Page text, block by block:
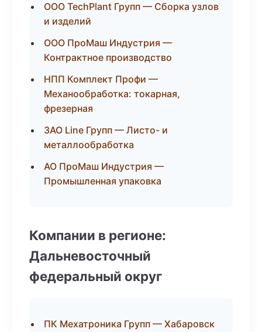
ООО TechPlant Групп — Сборка узлов
и изделий
ООО ПроМаш Индустрия —
Контрактное производство
НПП Комплект Профи —
Механообработка: токарная,
фрезерная
ЗАО Line Групп — Листо- и
металлообработка
АО ПроМаш Индустрия —
Промышленная упаковка
Компании в регионе:
Дальневосточный
федеральный округ
ПК Мехатроника Групп — Хабаровск